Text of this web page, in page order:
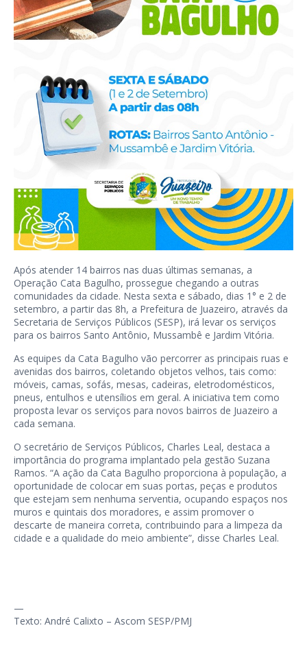
Após atender 14 bairros nas duas últimas semanas, a
Operação Cata Bagulho, prossegue chegando a outras
comunidades da cidade. Nesta sexta e sábado, dias 1° e 2 de
setembro, a partir das 8h, a Prefeitura de Juazeiro, através da
Secretaria de Serviços Públicos (SESP), irá levar os serviços
para os bairros Santo Antônio, Mussambê e Jardim Vitória.
As equipes da Cata Bagulho vão percorrer as principais ruas e
avenidas dos bairros, coletando objetos velhos, tais como:
móveis, camas, sofás, mesas, cadeiras, eletrodomésticos,
pneus, entulhos e utensílios em geral. A iniciativa tem como
proposta levar os serviços para novos bairros de Juazeiro a
cada semana.
O secretário de Serviços Públicos, Charles Leal, destaca a
importância do programa implantado pela gestão Suzana
Ramos. “A ação da Cata Bagulho proporciona à população, a
oportunidade de colocar em suas portas, peças e produtos
que estejam sem nenhuma serventia, ocupando espaços nos
muros e quintais dos moradores, e assim promover o
descarte de maneira correta, contribuindo para a limpeza da
cidade e a qualidade do meio ambiente”, disse Charles Leal.
—
Texto: André Calixto – Ascom SESP/PMJ